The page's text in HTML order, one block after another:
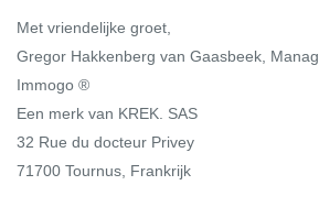
Met vriendelijke groet,
Gregor Hakkenberg van Gaasbeek,
Immogo ®
Een merk van KREK. SAS
32 Rue du docteur Privey
71700 Tournus, Frankrijk